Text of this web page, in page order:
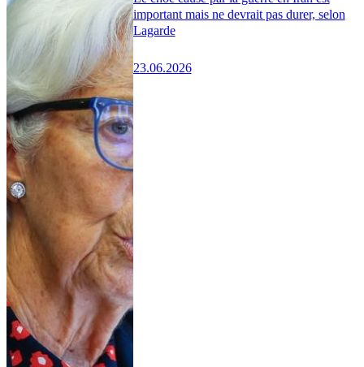
important mais ne devrait pas durer, selon
Lagarde
23.06.2026